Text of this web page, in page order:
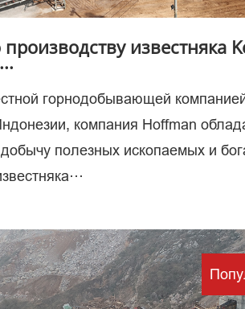
известняка
горнодобывающей
компания Hoffman
полезных ископаемых и